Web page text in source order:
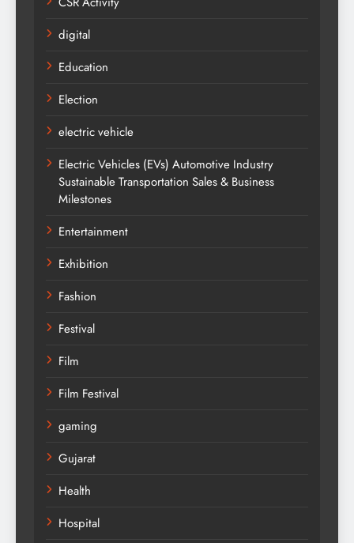
digital
Education
Election
electric vehicle
Electric Vehicles (EVs) Automotive Industry
Sustainable Transportation Sales & Business
Milestones
Entertainment
Exhibition
Fashion
Festival
Film
Film Festival
gaming
Gujarat
Health
Hospital